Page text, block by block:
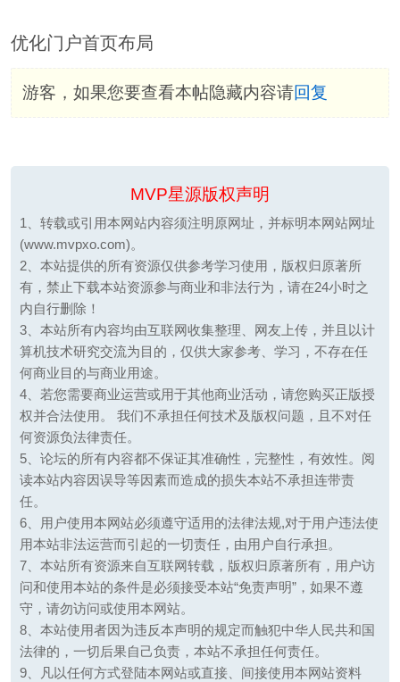
优化门户首页布局
游客，如果您要查看本帖隐藏内容请回复
MVP星源版权声明
1、转载或引用本网站内容须注明原网址，并标明本网站网址
(www.mvpxo.com)。
2、本站提供的所有资源仅供参考学习使用，版权归原著所
有，禁止下载本站资源参与商业和非法行为，请在24小时之
内自行删除！
3、本站所有内容均由互联网收集整理、网友上传，并且以计
算机技术研究交流为目的，仅供大家参考、学习，不存在任
何商业目的与商业用途。
4、若您需要商业运营或用于其他商业活动，请您购买正版授
权并合法使用。 我们不承担任何技术及版权问题，且不对任
何资源负法律责任。
5、论坛的所有内容都不保证其准确性，完整性，有效性。阅
读本站内容因误导等因素而造成的损失本站不承担连带责
任。
6、用户使用本网站必须遵守适用的法律法规,对于用户违法使
用本站非法运营而引起的一切责任，由用户自行承担。
7、本站所有资源来自互联网转载，版权归原著所有，用户访
问和使用本站的条件是必须接受本站“免责声明”，如果不遵
守，请勿访问或使用本网站。
8、本站使用者因为违反本声明的规定而触犯中华人民共和国
法律的，一切后果自己负责，本站不承担任何责任。
9、凡以任何方式登陆本网站或直接、间接使用本网站资料